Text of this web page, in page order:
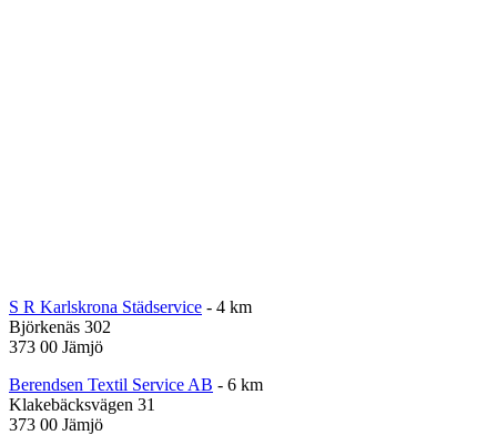
S R Karlskrona Städservice - 4 km
Björkenäs 302
373 00 Jämjö
Berendsen Textil Service AB - 6 km
Klakebäcksvägen 31
373 00 Jämjö